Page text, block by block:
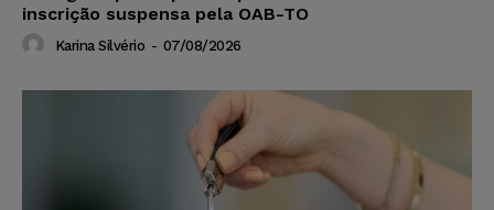
inscrição suspensa pela OAB-TO
Karina Silvério - 07/08/2026